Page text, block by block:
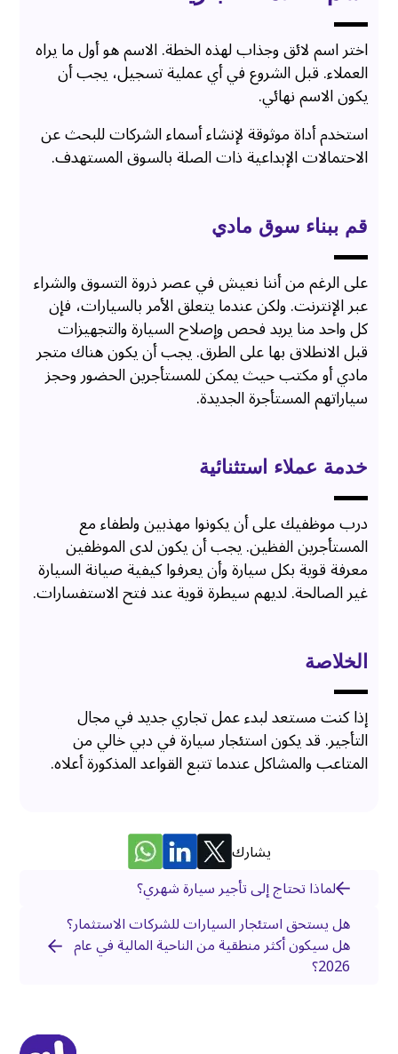
اختر اسم لائق وجذاب لهذه الخطة. الاسم هو أول ما يراه
العملاء. قبل الشروع في أي عملية تسجيل، يجب أن
يكون الاسم نهائي.
استخدم أداة موثوقة لإنشاء أسماء الشركات للبحث عن
الاحتمالات الإبداعية ذات الصلة بالسوق المستهدف.
قم ببناء سوق مادي
على الرغم من أننا نعيش في عصر ذروة التسوق والشراء
عبر الإنترنت. ولكن عندما يتعلق الأمر بالسيارات، فإن
كل واحد منا يريد فحص وإصلاح السيارة والتجهيزات
قبل الانطلاق بها على الطرق. يجب أن يكون هناك متجر
مادي أو مكتب حيث يمكن للمستأجرين الحضور وحجز
سياراتهم المستأجرة الجديدة.
خدمة عملاء استثنائية
درب موظفيك على أن يكونوا مهذبين ولطفاء مع
المستأجرين الفظين. يجب أن يكون لدى الموظفين
معرفة قوية بكل سيارة وأن يعرفوا كيفية صيانة السيارة
غير الصالحة. لديهم سيطرة قوية عند فتح الاستفسارات.
الخلاصة
إذا كنت مستعد لبدء عمل تجاري جديد في مجال
التأجير. قد يكون استئجار سيارة في دبي خالي من
المتاعب والمشاكل عندما تتبع القواعد المذكورة أعلاه.
يشارك
لماذا تحتاج إلى تأجير سيارة شهري؟
هل يستحق استئجار السيارات للشركات الاستثمار؟
هل سيكون أكثر منطقية من الناحية المالية في عام
2026؟